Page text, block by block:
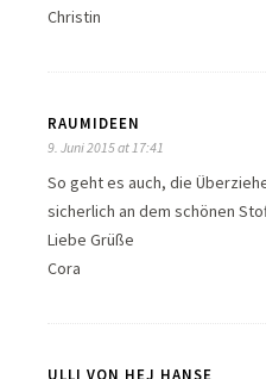
Christin
RAUMIDEEN
9. Juni 2015 at 17:41
So geht es auch, die
sicherlich an dem schönen
Liebe Grüße
Cora
ULLI VON HEJ HANSE